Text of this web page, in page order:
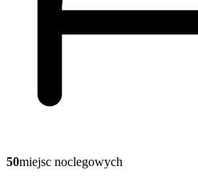
50miejsc noclegowych